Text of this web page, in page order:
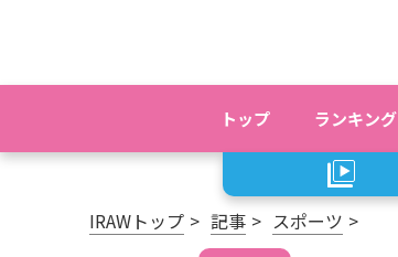
トップ ランキング
IRAWトップ 記事
スポーツ